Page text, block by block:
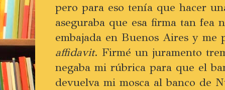
pero para eso tenía que hacer
aseguraba que esa firma tan fea
embajada en Buenos Aires y me
affidavit. Firmé un juramento
negaba mi rúbrica para que el
devuelva mi mosca al banco de